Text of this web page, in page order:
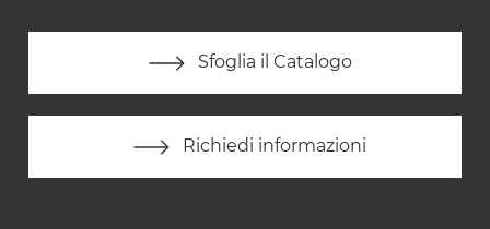
Sfoglia il Catalogo
Richiedi informazioni